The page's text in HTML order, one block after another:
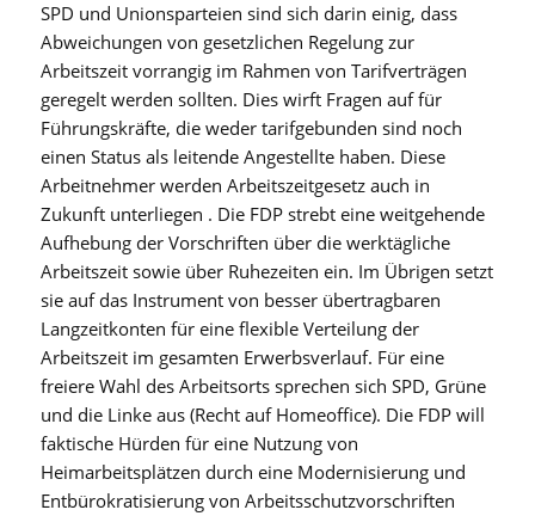
SPD und Unionsparteien sind sich darin einig, dass
Abweichungen von gesetzlichen Regelung zur
Arbeitszeit vorrangig im Rahmen von Tarifverträgen
geregelt werden sollten. Dies wirft Fragen auf für
Führungskräfte, die weder tarifgebunden sind noch
einen Status als leitende Angestellte haben. Diese
Arbeitnehmer werden Arbeitszeitgesetz auch in
Zukunft unterliegen . Die FDP strebt eine weitgehende
Aufhebung der Vorschriften über die werktägliche
Arbeitszeit sowie über Ruhezeiten ein. Im Übrigen setzt
sie auf das Instrument von besser übertragbaren
Langzeitkonten für eine flexible Verteilung der
Arbeitszeit im gesamten Erwerbsverlauf. Für eine
freiere Wahl des Arbeitsorts sprechen sich SPD, Grüne
und die Linke aus (Recht auf Homeoffice). Die FDP will
faktische Hürden für eine Nutzung von
Heimarbeitsplätzen durch eine Modernisierung und
Entbürokratisierung von Arbeitsschutzvorschriften